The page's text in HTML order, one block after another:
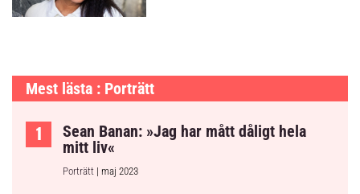
Mest lästa : Porträtt
Sean Banan: »Jag har mått dåligt hela
mitt liv«
Porträtt | maj 2023